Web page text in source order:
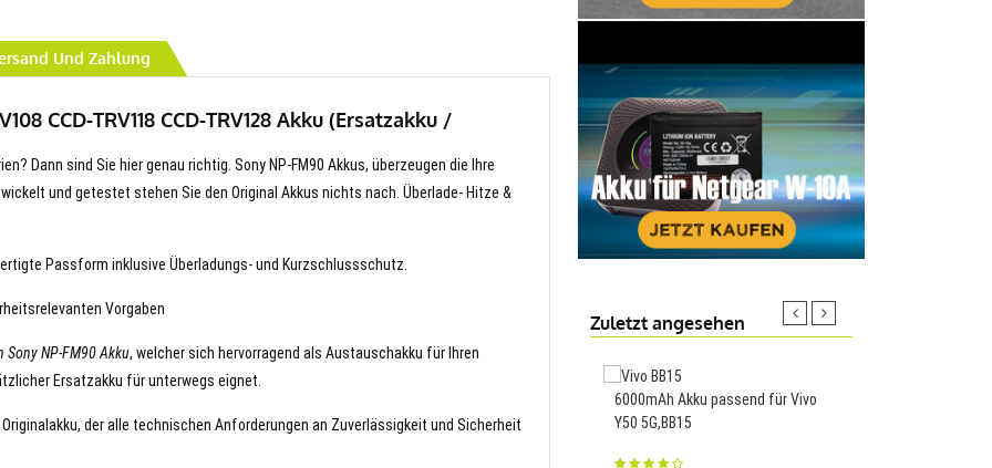
Und Zahlung
CCD-TRV118 CCD-TRV128 Akku (Ersatzakku /
Dann sind Sie hier genau richtig. Sony NP-FM90 Akkus, überzeugen die Ihre
und getestet stehen Sie den Original Akkus nichts nach. Überlade- Hitze &
Passform inklusive Überladungs- und Kurzschlussschutz.
Vorgaben
Sony NP-FM90 Akku, welcher sich hervorragend als Austauschakku für Ihren
Ersatzakku für unterwegs eignet.
der alle technischen Anforderungen an Zuverlässigkeit und Sicherheit
Zuletzt angesehen
6000mAh Akku passend für Vivo
Y50 5G,BB15